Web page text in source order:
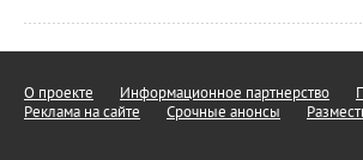
О проекте Информационное партнерство
Реклама на сайте
Срочные анонсы